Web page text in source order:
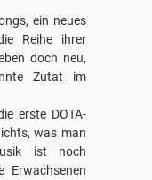
ein neues
Reihe ihrer
doch neu,
Zutat im
erste DOTA-
was man
ist noch
Erwachsenen